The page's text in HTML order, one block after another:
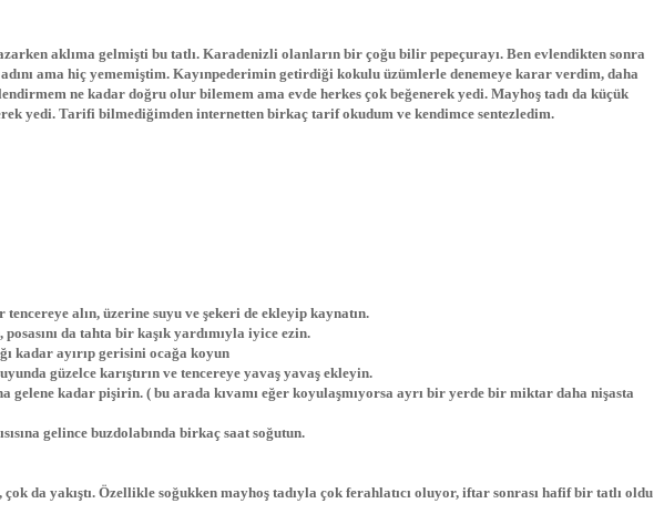
aklıma gelmişti bu tatlı. Karadenizli olanların bir çoğu bilir pepeçurayı. Ben evlendikten sonra
ama hiç yememiştim. Kayınpederimin getirdiği kokulu üzümlerle denemeye karar verdim, daha
ne kadar doğru olur bilemem ama evde herkes çok beğenerek yedi. Mayhoş tadı da küçük
yedi. Tarifi bilmediğimden internetten birkaç tarif okudum ve kendimce sentezledim.
alın, üzerine suyu ve şekeri de ekleyip kaynatın.
da tahta bir kaşık yardımıyla iyice ezin.
kadar ayırıp gerisini ocağa koyun
güzelce karıştırın ve tencereye yavaş yavaş ekleyin.
gelene kadar pişirin. ( bu arada kıvamı eğer koyulaşmıyorsa ayrı bir yerde bir miktar daha nişasta
gelince buzdolabında birkaç saat soğutun.
da yakıştı. Özellikle soğukken mayhoş tadıyla çok ferahlatıcı oluyor, iftar sonrası hafif bir tatlı oldu